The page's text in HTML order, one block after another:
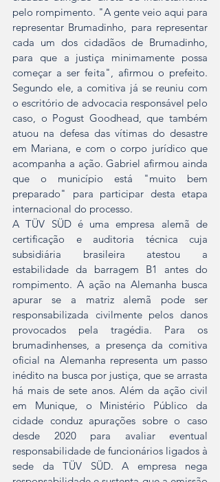
pelo rompimento. "A gente veio aqui para
representar Brumadinho, para representar
cada um dos cidadãos de Brumadinho,
para que a justiça minimamente possa
começar a ser feita", afirmou o prefeito.
Segundo ele, a comitiva já se reuniu com
o escritório de advocacia responsável pelo
caso, o Pogust Goodhead, que também
atuou na defesa das vítimas do desastre
em Mariana, e com o corpo jurídico que
acompanha a ação. Gabriel afirmou ainda
que o município está "muito bem
preparado" para participar desta etapa
internacional do processo.
A TÜV SÜD é uma empresa alemã de
certificação e auditoria técnica cuja
subsidiária brasileira atestou a
estabilidade da barragem B1 antes do
rompimento. A ação na Alemanha busca
apurar se a matriz alemã pode ser
responsabilizada civilmente pelos danos
provocados pela tragédia. Para os
brumadinhenses, a presença da comitiva
oficial na Alemanha representa um passo
inédito na busca por justiça, que se arrasta
há mais de sete anos. Além da ação civil
em Munique, o Ministério Público da
cidade conduz apurações sobre o caso
desde 2020 para avaliar eventual
responsabilidade de funcionários ligados à
sede da TÜV SÜD. A empresa nega